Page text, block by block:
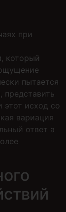
при
который
пытается
представить
этот исход со
вариация
ответ а